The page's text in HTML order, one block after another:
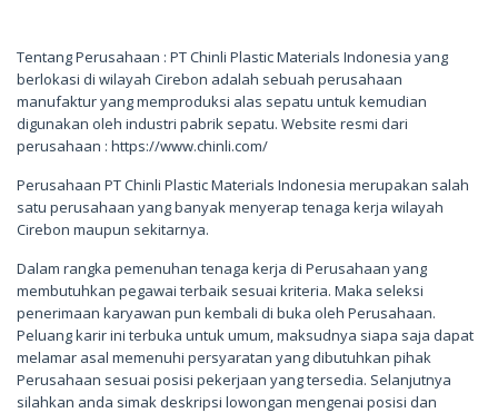
Tentang Perusahaan : PT Chinli Plastic Materials Indonesia yang
berlokasi di wilayah Cirebon adalah sebuah perusahaan
manufaktur yang memproduksi alas sepatu untuk kemudian
digunakan oleh industri pabrik sepatu. Website resmi dari
perusahaan : https://www.chinli.com/
Perusahaan PT Chinli Plastic Materials Indonesia merupakan salah
satu perusahaan yang banyak menyerap tenaga kerja wilayah
Cirebon maupun sekitarnya.
Dalam rangka pemenuhan tenaga kerja di Perusahaan yang
membutuhkan pegawai terbaik sesuai kriteria. Maka seleksi
penerimaan karyawan pun kembali di buka oleh Perusahaan.
Peluang karir ini terbuka untuk umum, maksudnya siapa saja dapat
melamar asal memenuhi persyaratan yang dibutuhkan pihak
Perusahaan sesuai posisi pekerjaan yang tersedia. Selanjutnya
silahkan anda simak deskripsi lowongan mengenai posisi dan